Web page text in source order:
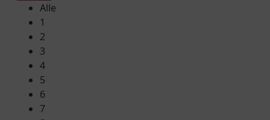
Alle
1
2
3
4
5
6
7